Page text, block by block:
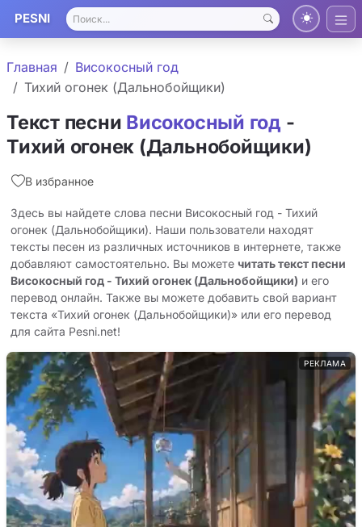
PESNI
Главная
Високосный год
Тихий огонек (Дальнобойщики)
Текст песни Високосный год -
Тихий огонек (Дальнобойщики)
В избранное
Здесь вы найдете слова песни Високосный год - Тихий
огонек (Дальнобойщики). Наши пользователи находят
тексты песен из различных источников в интернете, также
добавляют самостоятельно. Вы можете читать текст песни
Високосный год - Тихий огонек (Дальнобойщики) и его
перевод онлайн. Также вы можете добавить свой вариант
текста «Тихий огонек (Дальнобойщики)» или его перевод
для сайта Pesni.net!
РЕКЛАМА